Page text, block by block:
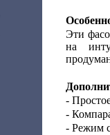
Эти
на
-
-
- Режим